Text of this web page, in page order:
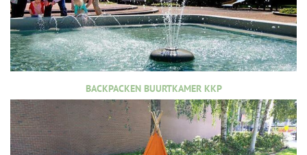
BACKPACKEN BUURTKAMER KKP